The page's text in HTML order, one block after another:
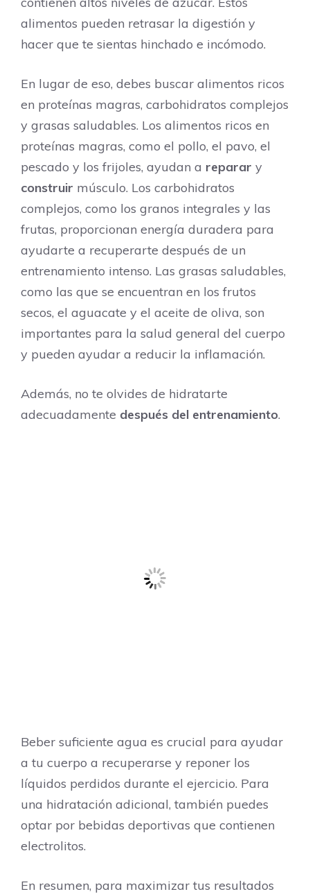
alimentos pueden retrasar la digestión y
hacer que te sientas hinchado e incómodo.
En lugar de eso, debes buscar alimentos ricos
en proteínas magras, carbohidratos complejos
y grasas saludables. Los alimentos ricos en
proteínas magras, como el pollo, el pavo, el
pescado y los frijoles, ayudan a reparar y
construir músculo. Los carbohidratos
complejos, como los granos integrales y las
frutas, proporcionan energía duradera para
ayudarte a recuperarte después de un
entrenamiento intenso. Las grasas saludables,
como las que se encuentran en los frutos
secos, el aguacate y el aceite de oliva, son
importantes para la salud general del cuerpo
y pueden ayudar a reducir la inflamación.
Además, no te olvides de hidratarte
adecuadamente después del entrenamiento.
Beber suficiente agua es crucial para ayudar
a tu cuerpo a recuperarse y reponer los
líquidos perdidos durante el ejercicio. Para
una hidratación adicional, también puedes
optar por bebidas deportivas que contienen
electrolitos.
En resumen, para maximizar tus resultados